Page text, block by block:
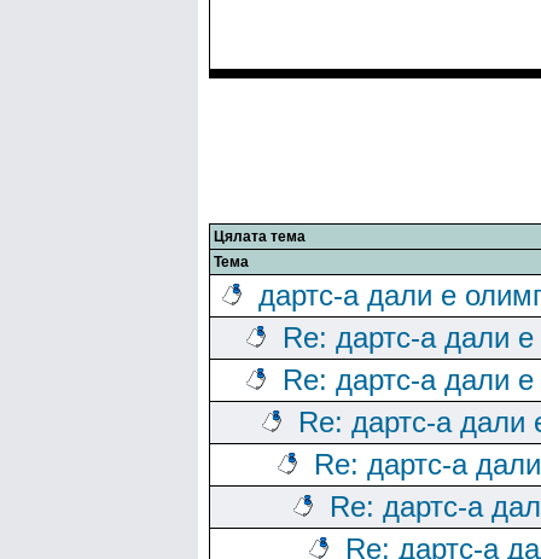
Цялата тема
Тема
дартс-а дали е
Re: дартс-а дали
Re: дартс-а дали
Re: дартс-а дали
Re: дартс-а
Re: дартс-а
Re: дартс-а